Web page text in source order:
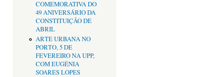
COMEMORATIVA DO
49 ANIVERSÁRIO DA
CONSTITUIÇÃO DE
ABRIL
ARTE URBANA NO
PORTO, 5 DE
FEVEREIRO NA UPP,
COM EUGÉNIA
SOARES LOPES